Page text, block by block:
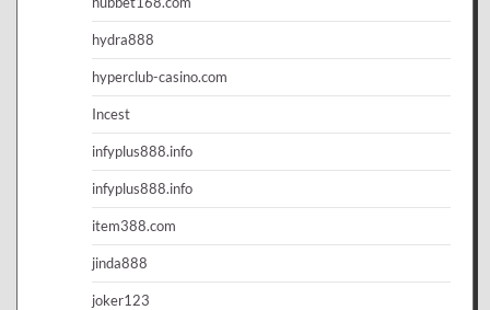
hydra888
hyperclub-casino.com
Incest
infyplus888.info
infyplus888.info
item388.com
jinda888
joker123